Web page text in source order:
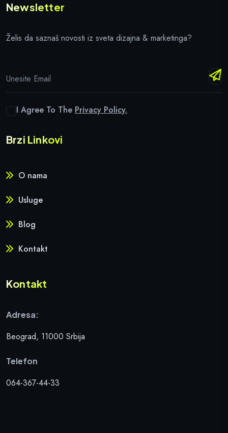
Newsletter
Želis da saznaš novosti iz sveta dizajna & marketinga?
I Agree To The Privacy Policy.
Brzi Linkovi
O nama
Usluge
Blog
Kontakt
Kontakt
Adresa:
Beograd, 11000 Srbija
Telefon
064-367-44-33